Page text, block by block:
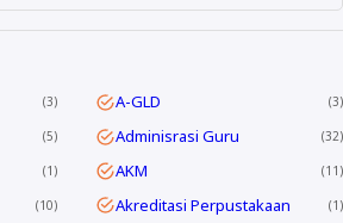
3 A-GLD 3
5 Adminisrasi Guru 32
1 AKM 11
10 Akreditasi Perpustakaan 1